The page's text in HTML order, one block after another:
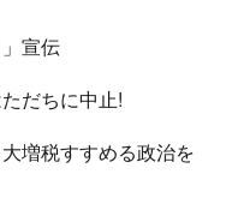
宣伝
だちに中止!
増税すすめる政治を